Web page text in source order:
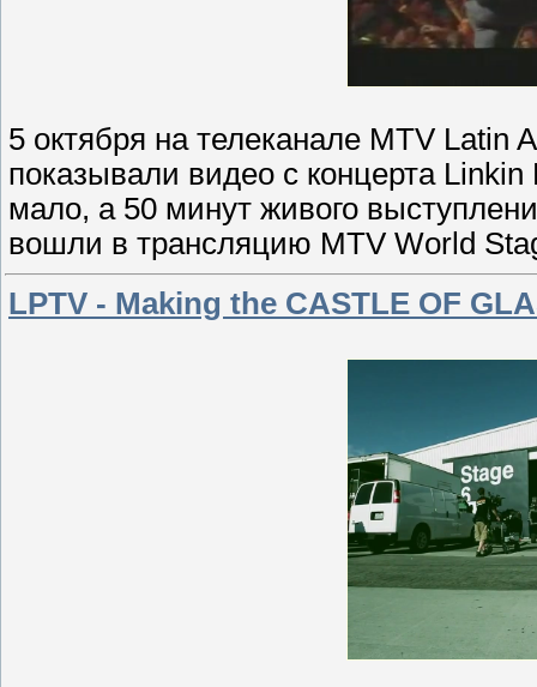
5 октября на телеканале MTV Latin
показывали видео с концерта
мало, а 50 минут живого
вошли в трансляцию MTV World
LPTV - Making the CASTLE OF